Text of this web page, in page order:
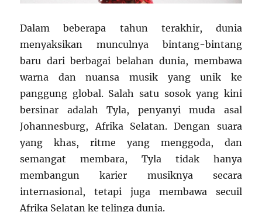
Dalam beberapa tahun terakhir, dunia
menyaksikan munculnya bintang-bintang
baru dari berbagai belahan dunia, membawa
warna dan nuansa musik yang unik ke
panggung global. Salah satu sosok yang kini
bersinar adalah Tyla, penyanyi muda asal
Johannesburg, Afrika Selatan. Dengan suara
yang khas, ritme yang menggoda, dan
semangat membara, Tyla tidak hanya
membangun karier musiknya secara
internasional, tetapi juga membawa secuil
Afrika Selatan ke telinga dunia.